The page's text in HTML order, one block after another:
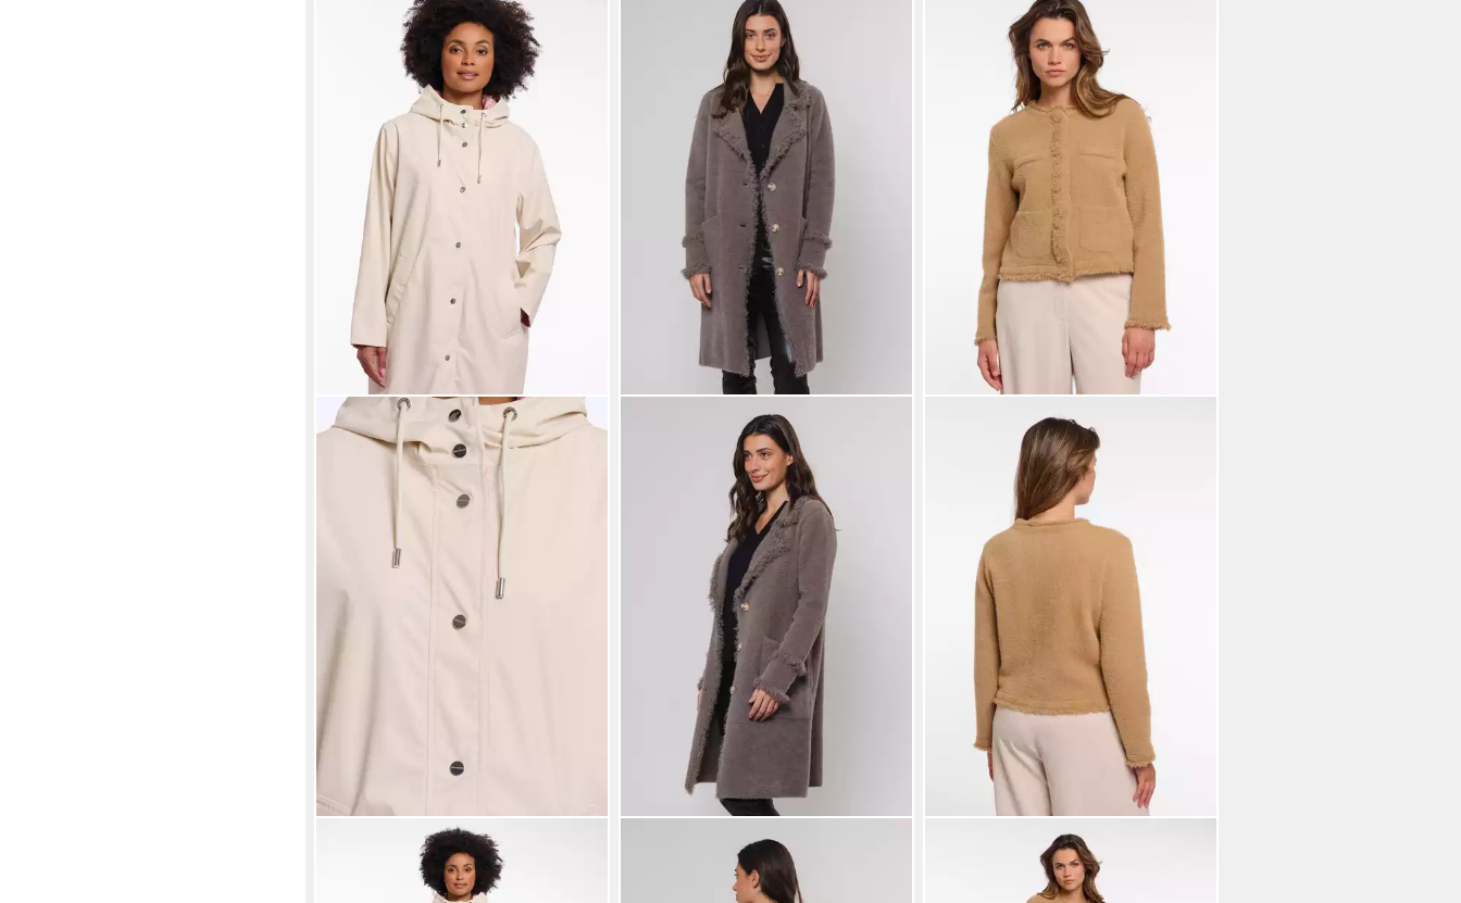
Regenmantel ISHANA mit Kapuze
und verdecktem Reißverschluss
Longstrickjacke CATENA mit
Fransendetails und Knöpfen
Cardigan VANNA Kuschelfleece mit
Knopfverschluss und aufgesetzten